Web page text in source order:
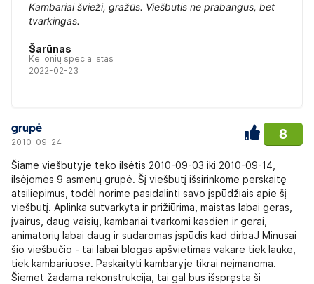
Kambariai švieži, gražūs. Viešbutis ne prabangus, bet
tvarkingas.
Šarūnas
Kelionių specialistas
2022-02-23
grupė
2010-09-24 8
Šiame viešbutyje teko ilsėtis 2010-09-03 iki 2010-09-14,
ilsėjomės 9 asmenų grupė. Šį viešbutį išsirinkome perskaitę
atsiliepimus, todėl norime pasidalinti savo įspūdžiais apie šį
viešbutį. Aplinka sutvarkyta ir prižiūrima, maistas labai geras,
įvairus, daug vaisių, kambariai tvarkomi kasdien ir gerai,
animatorių labai daug ir sudaromas įspūdis kad dirbaJ Minusai
šio viešbučio - tai labai blogas apšvietimas vakare tiek lauke,
tiek kambariuose. Paskaityti kambaryje tikrai neįmanoma.
Šiemet žadama rekonstrukcija, tai gal bus išspręsta ši